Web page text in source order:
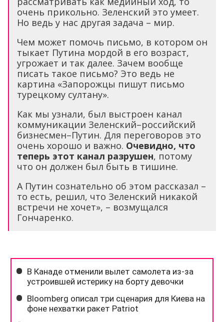
очень прикольно. Зеленский это умеет.
Но ведь у нас другая задача – мир.
Чем может помочь письмо, в котором он
тыкает Путина мордой в его возраст,
угрожает и так далее. Зачем вообще
писать такое письмо? Это ведь не
картина «Запорожцы пишут письмо
турецкому султану».
Как мы узнали, был выстроен канал
коммуникации Зеленский–российский
бизнесмен–Путин. Для переговоров это
очень хорошо и важно. Очевидно, что
теперь этот канал разрушен, потому
что он должен был быть в тишине.
А Путин сознательно об этом рассказал –
то есть, решил, что Зеленский никакой
встречи не хочет», – возмущался
Гончаренко.